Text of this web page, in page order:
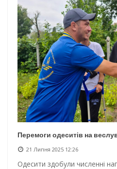
Перемоги одеситів на
21 Липня 2025 12:26
Одесити здобули численні